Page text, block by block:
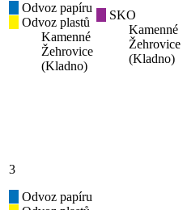
Odvoz papíru
Odvoz plastů
Kamenné
Žehrovice
(Kladno)
SKO
Kamenné
Žehrovice
(Kladno)
3
Odvoz papíru